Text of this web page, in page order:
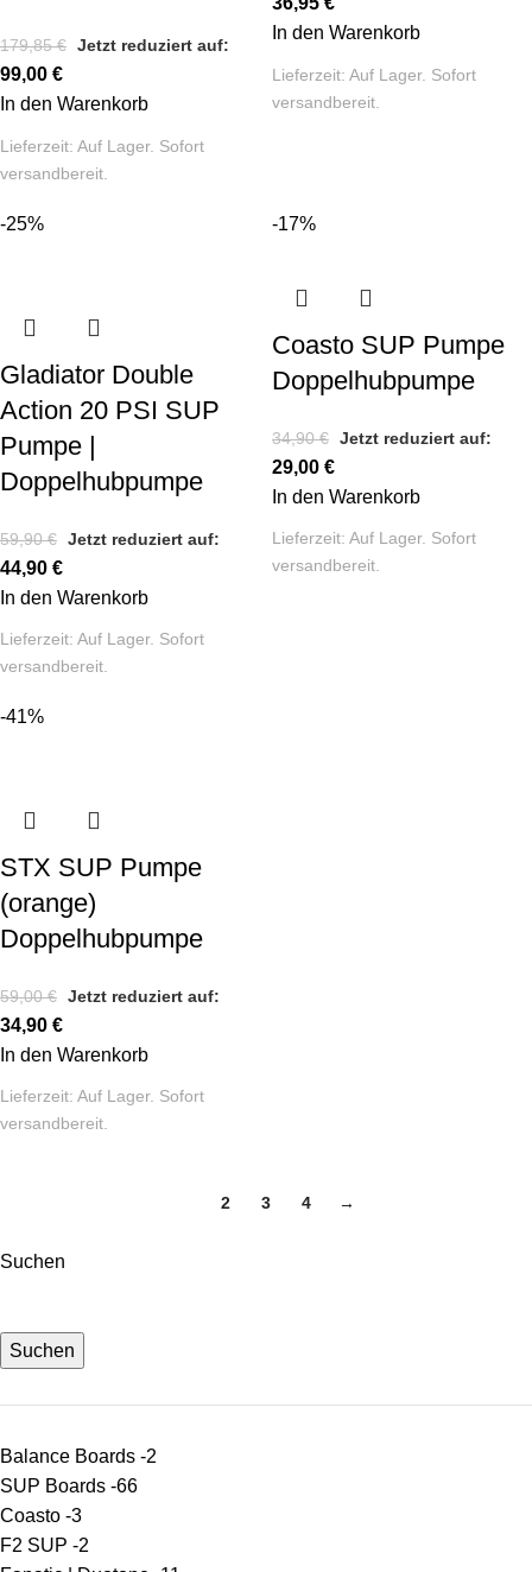
Suchen
Suchen
Balance Boards -2
SUP Boards -66
Coasto -3
F2 SUP -2
179,85€ Jetzt reduziert auf:
99,00 €
In den Warenkorb
Lieferzeit: Auf Lager. Sofort
versandbereit.
In den Warenkorb
Lieferzeit: Auf Lager. Sofort
versandbereit.
-25%
Gladiator Double
Action 20 PSI SUP
Pumpe |
Doppelhubpumpe
59,90€ Jetzt reduziert auf:
44,90 €
In den Warenkorb
Lieferzeit: Auf Lager. Sofort
versandbereit.
-17%
Coasto SUP Pumpe
Doppelhubpumpe
34,90€ Jetzt reduziert auf:
29,00 €
In den Warenkorb
Lieferzeit: Auf Lager. Sofort
versandbereit.
-41%
STX SUP Pumpe
(orange)
Doppelhubpumpe
59,00€ Jetzt reduziert auf:
34,90 €
In den Warenkorb
Lieferzeit: Auf Lager. Sofort
versandbereit.
2 3 4 →